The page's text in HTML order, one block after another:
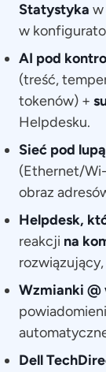
Statystyka w
w
AI pod
(treść,
tokenów) +
Helpdesku.
Sieć pod
(Ethernet/
obraz
Helpdesk,
reakcji na
Wzmianki @
Dell